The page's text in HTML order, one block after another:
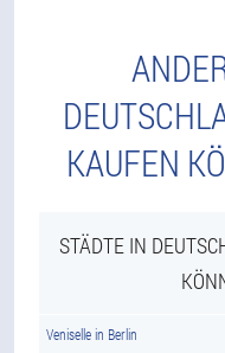
KAUFEN
STÄDTE IN
Veniselle in Berlin